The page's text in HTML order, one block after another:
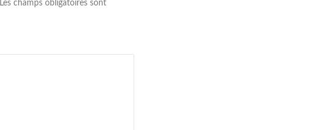
Les champs obligatoires sont